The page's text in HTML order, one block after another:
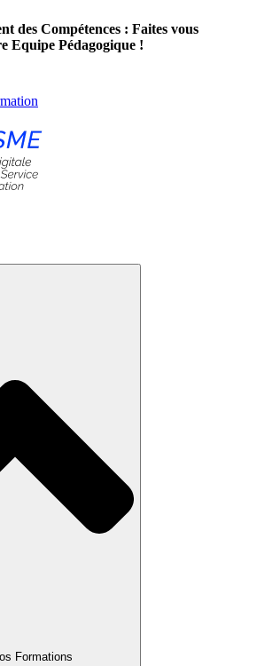
des Compétences : Faites vous
Equipe Pédagogique !
Formations